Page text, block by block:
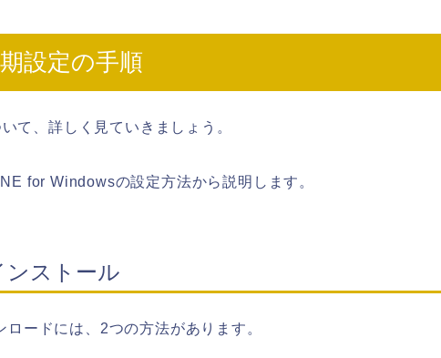
設定の手順
て、詳しく見ていきましょう。
for Windowsの設定方法から説明します。
ンストール
ードには、2つの方法があります。